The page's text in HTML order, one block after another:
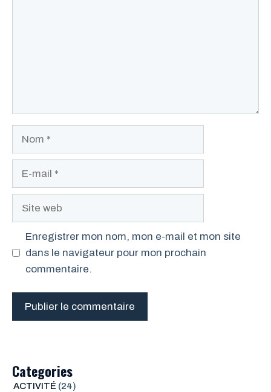
Enregistrer mon nom, mon e-mail et mon site
dans le navigateur pour mon prochain
commentaire.
Categories
ACTIVITÉ (24)